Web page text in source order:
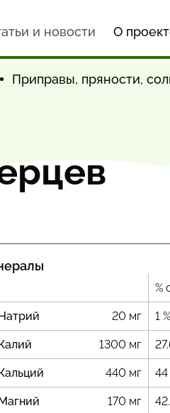
и новости О
Приправы, пряности,
%
20 мг 1 %
1300 мг
440 мг 44
170 мг